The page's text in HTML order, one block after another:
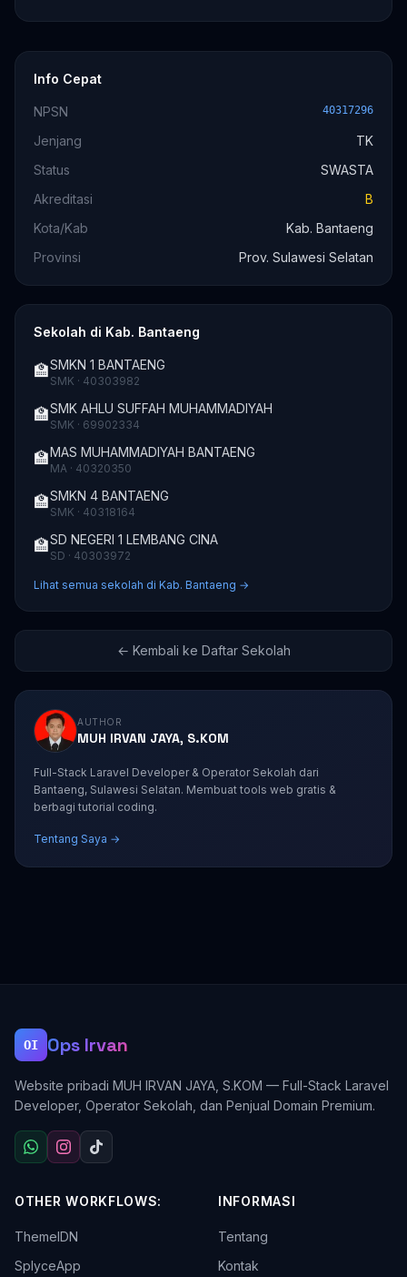
Info Cepat
NPSN 40317296
Jenjang
TK
Status
SWASTA
Akreditasi
B
Kota/Kab
Kab. Bantaeng
Provinsi
Prov. Sulawesi Selatan
Sekolah di Kab. Bantaeng
🏫SMKN 1 BANTAENG
SMK · 40303982
🏫SMK AHLU SUFFAH MUHAMMADIYAH
SMK · 69902334
🏫MAS MUHAMMADIYAH BANTAENG
MA · 40320350
🏫SMKN 4 BANTAENG
SMK · 40318164
🏫SD NEGERI 1 LEMBANG CINA
SD · 40303972
Lihat semua sekolah di Kab. Bantaeng →
← Kembali ke Daftar Sekolah
AUTHOR
MUH IRVAN JAYA, S.KOM
Full-Stack Laravel Developer & Operator Sekolah dari
Bantaeng, Sulawesi Selatan. Membuat tools web gratis &
berbagi tutorial coding.
Tentang Saya →
OI Ops Irvan
Website pribadi MUH IRVAN JAYA, S.KOM — Full-Stack Laravel
Developer, Operator Sekolah, dan Penjual Domain Premium.
OTHER WORKFLOWS:
ThemeIDN
SplyceApp
INFORMASI
Tentang
Kontak